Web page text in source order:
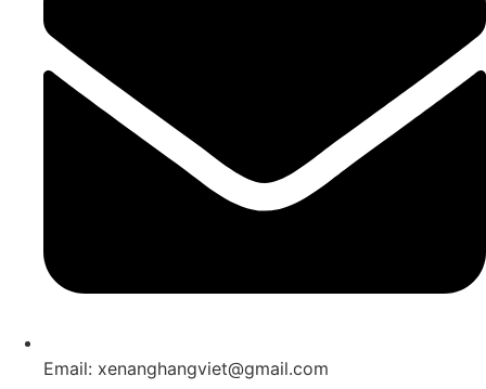
Email: xenanghangviet@gmail.com